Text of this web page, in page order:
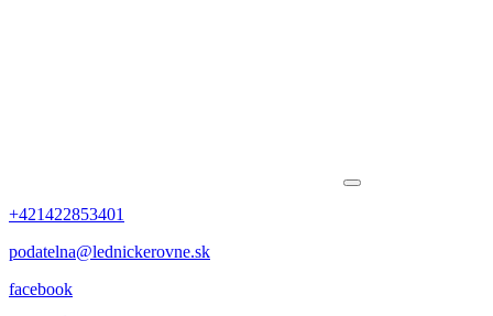
+421422853401
podatelna@lednickerovne.sk
facebook